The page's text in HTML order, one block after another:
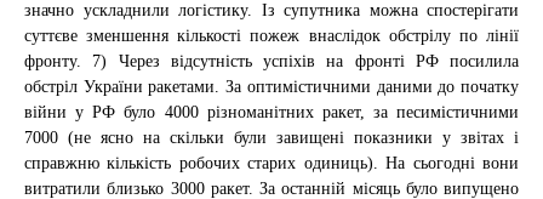
значно ускладнили логістику. Із супутника можна спостерігати
суттєве зменшення кількості пожеж внаслідок обстрілу по лінії
фронту. 7) Через відсутність успіхів на фронті РФ посилила
обстріл України ракетами. За оптимістичними даними до початку
війни у РФ було 4000 різноманітних ракет, за песимістичними
7000 (не ясно на скільки були завищені показники у звітах і
справжню кількість робочих старих одиниць). На сьогодні вони
витратили близько 3000 ракет. За останній місяць було випущено